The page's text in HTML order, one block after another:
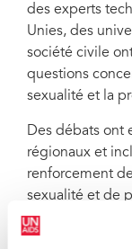
des experts
Unies, des
société civile
questions
sexualité et la
Des débats ont
régionaux et
renforcement
sexualité et de
aussi étudié la
entre les